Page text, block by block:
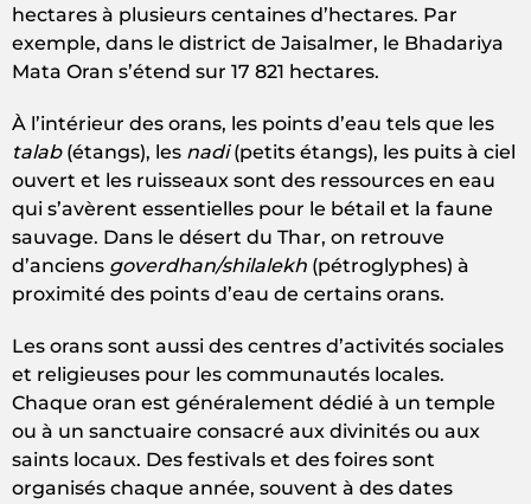
hectares à plusieurs centaines d’hectares. Par
exemple, dans le district de Jaisalmer, le Bhadariya
Mata Oran s’étend sur 17 821 hectares.
À l’intérieur des orans, les points d’eau tels que les
talab(étangs), les nadi(petits étangs), les puits à ciel
ouvert et les ruisseaux sont des ressources en eau
qui s’avèrent essentielles pour le bétail et la faune
sauvage. Dans le désert du Thar, on retrouve
d’anciens goverdhan/shilalekh (pétroglyphes) à
proximité des points d’eau de certains orans.
Les orans sont aussi des centres d’activités sociales
et religieuses pour les communautés locales.
Chaque oran est généralement dédié à un temple
ou à un sanctuaire consacré aux divinités ou aux
saints locaux. Des festivals et des foires sont
organisés chaque année, souvent à des dates